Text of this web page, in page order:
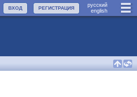
руccкий
english
РЕГИСТРАЦИЯ
ВХОД